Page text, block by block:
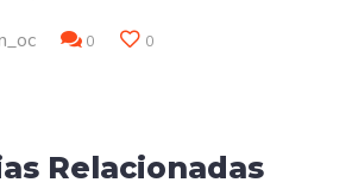
0 0
Relacionadas